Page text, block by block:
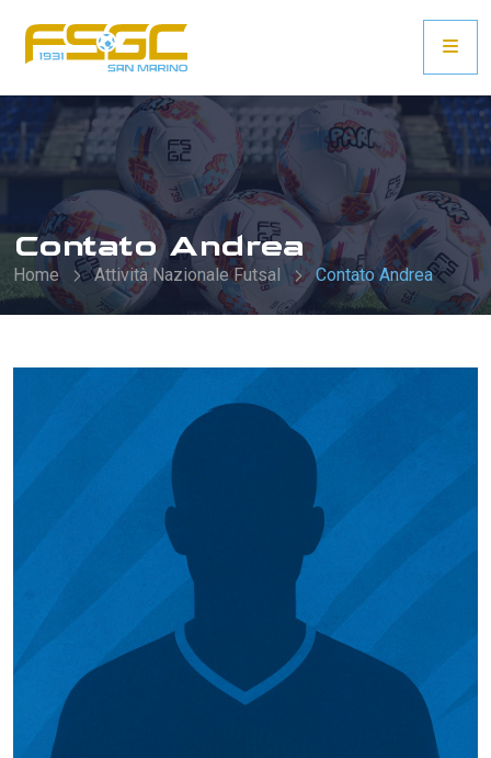
Contato Andrea
Home Attività Nazionale Futsal Contato Andrea